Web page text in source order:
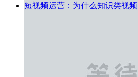
短视频运营：为什么知识类视